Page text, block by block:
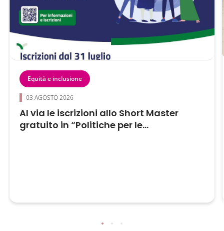
Equità e inclusione
03 AGOSTO 2026
Al via le iscrizioni allo Short Master
gratuito in “Politiche per le...